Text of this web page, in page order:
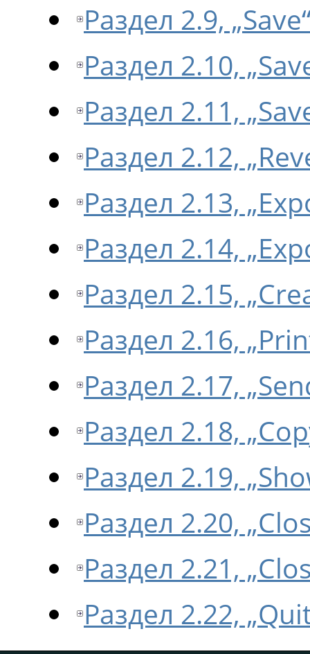
Раздел 2.9,
Раздел 2.10,
Раздел 2.11,
Раздел 2.12,
Раздел 2.13,
Раздел 2.14,
Раздел 2.15,
Раздел 2.16,
Раздел 2.17,
Раздел 2.18,
Раздел 2.19,
Раздел 2.20,
Раздел 2.21,
Раздел 2.22,